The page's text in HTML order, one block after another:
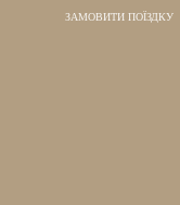
ЗАМОВИТИ ПОЇЗДКУ